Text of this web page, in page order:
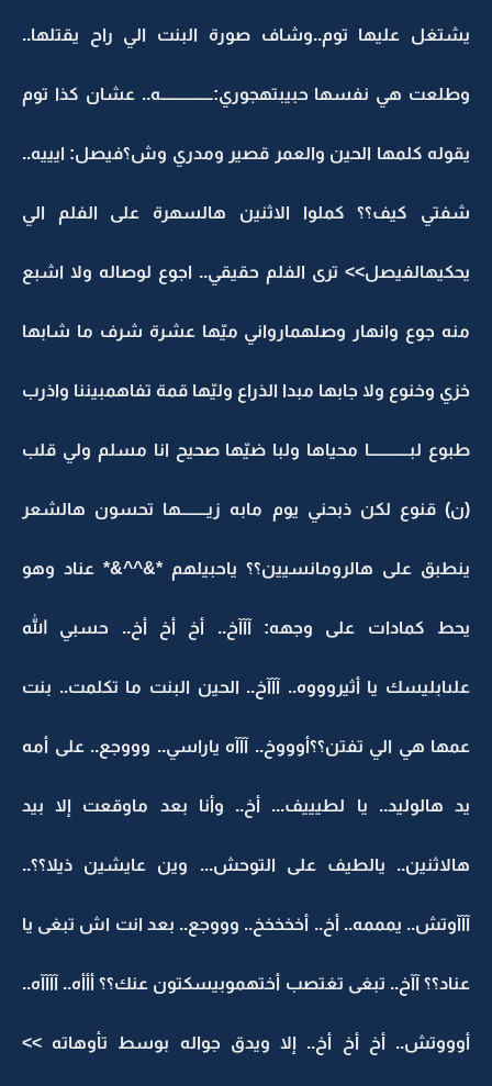
يشتغل عليها توم..وشاف صورة البنت الي راح يقتلها..
وطلعت هي نفسها حبيبتهجوري:ــــــــــــــــه.. عشان كذا توم
يقوله كلمها الحين والعمر قصير ومدري وش؟فيصل: ايييه..
شفتي كيف؟؟ كملوا الاثنين هالسهرة على الفلم الي
يحكيهالفيصل>> ترى الفلم حقيقي.. اجوع لوصاله ولا اشبع
منه جوع وانهار وصلهمارواني ميّها عشرة شرف ما شابها
خزي وخنوع ولا جابها مبدا الذراع وليّها قمة تفاهمبيننا واذرب
طبوع لبــــــــــــا محياها ولبا ضيّها صحيح انا مسلم ولي قلب
(ن) قنوع لكن ذبحني يوم مابه زيــــــــها تحسون هالشعر
ينطبق على هالرومانسيين؟؟ ياحبيلهم *&^^&* عناد وهو
يحط كمادات على وجهه: آآآخ.. أخ أخ أخ.. حسبي الله
علىابليسك يا أثيروووه.. آآآخ.. الحين البنت ما تكلمت.. بنت
عمها هي الي تفتن؟؟أوووخ.. آآآه ياراسي.. وووجع.. على أمه
يد هالوليد.. يا لطيييف... أخ.. وأنا بعد ماوقعت إلا بيد
هالاثنين.. يالطيف على التوحش... وين عايشين ذيلا؟؟..
آآآوتش.. يمممه.. أخ.. أخخخخخ.. وووجع.. بعد انت اش تبغى يا
عناد؟؟ آآخ.. تبغى تغتصب أختهموبيسكتون عنك؟؟ أأأه.. آآآآه..
أوووتش.. أخ أخ أخ.. إلا ويدق جواله بوسط تأوهاته >>